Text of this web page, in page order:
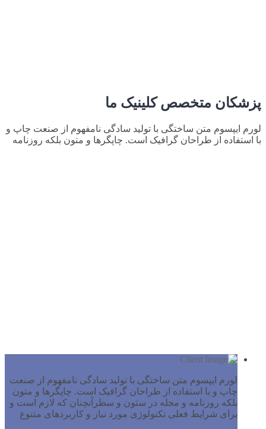
پزشکان متخصص کلینیک ما
لورم ایپسوم متن ساختگی با تولید سادگی نامفهوم از صنعت چاپ و
با استفاده از طراحان گرافیک است. چاپگرها و متون بلکه روزنامه
لورم ایپسوم متن ساختگی با تولید سادگی نامفهوم از صنعت
چاپ و با استفاده از طراحان گرافیک است. چاپگرها و متون
بلکه روزنامه و مجله در ستون و سطرآنچنان که لازم است و
برای شرایط فعلی تکنولوژی مورد نیاز و کاربردهای متنوع